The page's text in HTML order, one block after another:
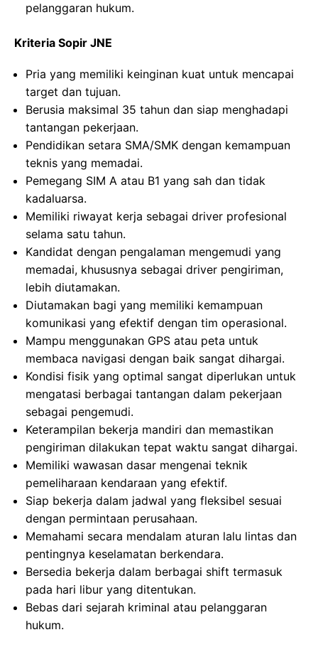
pelanggaran hukum.
Kriteria Sopir JNE
Pria yang memiliki keinginan kuat untuk mencapai
target dan tujuan.
Berusia maksimal 35 tahun dan siap menghadapi
tantangan pekerjaan.
Pendidikan setara SMA/SMK dengan kemampuan
teknis yang memadai.
Pemegang SIM A atau B1 yang sah dan tidak
kadaluarsa.
Memiliki riwayat kerja sebagai driver profesional
selama satu tahun.
Kandidat dengan pengalaman mengemudi yang
memadai, khususnya sebagai driver pengiriman,
lebih diutamakan.
Diutamakan bagi yang memiliki kemampuan
komunikasi yang efektif dengan tim operasional.
Mampu menggunakan GPS atau peta untuk
membaca navigasi dengan baik sangat dihargai.
Kondisi fisik yang optimal sangat diperlukan untuk
mengatasi berbagai tantangan dalam pekerjaan
sebagai pengemudi.
Keterampilan bekerja mandiri dan memastikan
pengiriman dilakukan tepat waktu sangat dihargai.
Memiliki wawasan dasar mengenai teknik
pemeliharaan kendaraan yang efektif.
Siap bekerja dalam jadwal yang fleksibel sesuai
dengan permintaan perusahaan.
Memahami secara mendalam aturan lalu lintas dan
pentingnya keselamatan berkendara.
Bersedia bekerja dalam berbagai shift termasuk
pada hari libur yang ditentukan.
Bebas dari sejarah kriminal atau pelanggaran
hukum.